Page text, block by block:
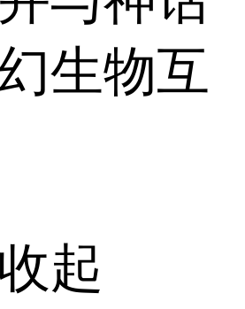
生物互
收起